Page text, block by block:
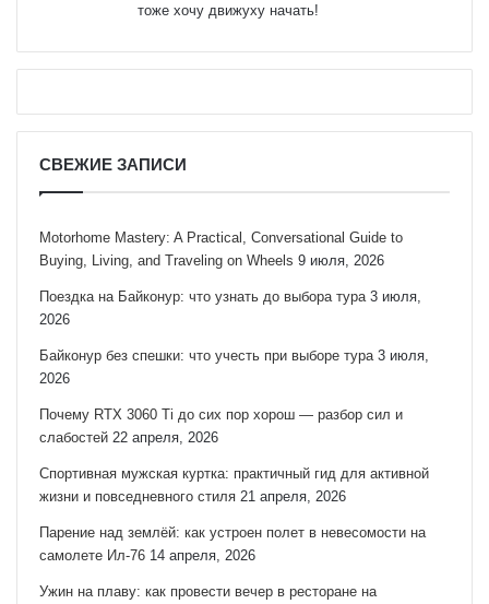
тоже хочу движуху начать!
СВЕЖИЕ ЗАПИСИ
Motorhome Mastery: A Practical, Conversational Guide to
Buying, Living, and Traveling on Wheels 9 июля, 2026
Поездка на Байконур: что узнать до выбора тура 3 июля,
2026
Байконур без спешки: что учесть при выборе тура 3 июля,
2026
Почему RTX 3060 Ti до сих пор хорош — разбор сил и
слабостей 22 апреля, 2026
Спортивная мужская куртка: практичный гид для активной
жизни и повседневного стиля 21 апреля, 2026
Парение над землёй: как устроен полет в невесомости на
самолете Ил-76 14 апреля, 2026
Ужин на плаву: как провести вечер в ресторане на